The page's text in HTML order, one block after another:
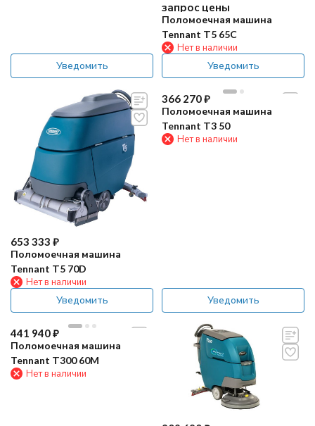
Уведомить
запрос цены
Поломоечная машина
Tennant Т5 65C
Нет в наличии
Уведомить
653 333 ₽
Поломоечная машина
Tennant Т5 70D
Нет в наличии
Уведомить
366 270₽
Поломоечная машина
Tennant Т3 50
Нет в наличии
Уведомить
441 940₽
Поломоечная машина
Tennant Т300 60M
Нет в наличии